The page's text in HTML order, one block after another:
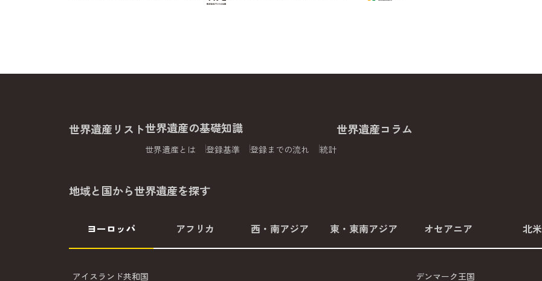
世界遺産リスト世界遺産の基礎知識
世界遺産とは 登録基準 登録までの流れ 統計
世界遺産コラム
地域と国から世界遺産を探す
ヨーロッパ アフリカ 西・南アジア 東・東南アジア オセアニア 北米
アイスランド共和国
デンマーク王国